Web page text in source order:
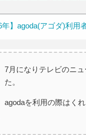
年】agoda(アゴダ)利
7月になりテレビのニ
た。
agodaを利用の際はく